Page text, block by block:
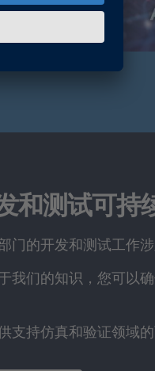
和测试可持
门的开发和测试工作涉
我们的知识，您可以
支持仿真和验证领域的